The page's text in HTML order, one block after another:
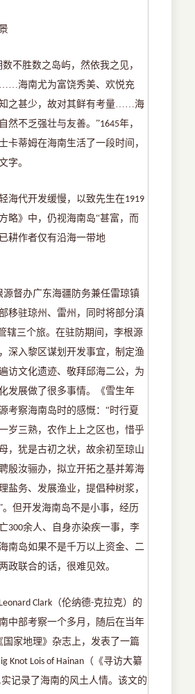
不胜数之岛屿，然依我之见，
海南尤为富饶秀美、欢悦充
之甚少，故对其鲜有考量……海
然不乏强壮与友善。”1645年，
卡蒂姆在海南生活了一段时间，
字。
海代开发缓慢，以致先生在1919
略》中，仍视海南岛“甚富，而
耕作者仅有沿海一带地
源督办广东海疆防务兼任雷琼镇
移驻琼州、雷州，同时将部分滇
辖三个旅。在驻防期间，李根源
深入黎区谋划开发事宜，制定渔
访文化遗迹、敬拜邱海二公，为
发展做了很多事情。《雪生年
考察海南岛时的感慨：“时行夏
岁三熟，农作上上之区也，惜乎
，犹是古初之状，故余初至琼山
殷汝骊办，拟立开拓之基并筹海
盐务、发展渔业，提倡种树浆，
。但开发海南岛不是小事，经历
300余人、自身亦染疾一事，李
南岛如果不是千万以上资金、二
政联合的话，很难见效。
Leonard Clark （伦纳德-克拉克）的
中部考察一个多月，随后在当年
国家地理》杂志上，发表了一篇
Knot Lois of Hainan （《寻访大纂
,实记录了海南的风土人情。该文的